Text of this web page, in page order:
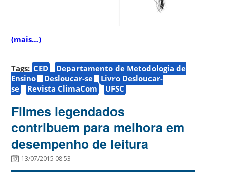
(mais…)
Tags: CED
Departamento de Metodologia de
Ensino
Desloucar-se
Livro Desloucar-
se
Revista ClimaCom UFSC
Filmes legendados
contribuem para melhora em
desempenho de leitura
13/07/2015 08:53